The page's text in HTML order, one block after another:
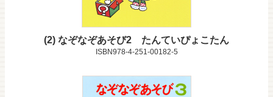
2 なぞなぞあそび2 たんていぴょこたん
ISBN978-4-251-00182-5